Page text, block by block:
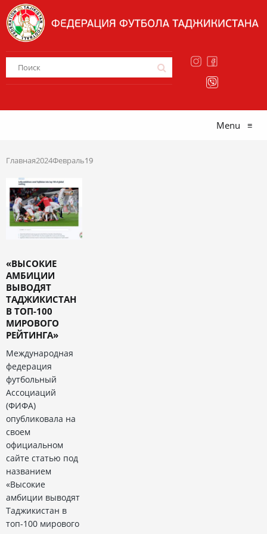
Menu ≡
Главная2024Февраль19
«ВЫСОКИЕ
АМБИЦИИ
ВЫВОДЯТ
ТАДЖИКИСТАН
В ТОП-100
МИРОВОГО
РЕЙТИНГА»
Международная
федерация
футбольный
Ассоциаций
(ФИФА)
опубликовала на
своем
официальном
сайте статью под
названием
«Высокие
амбиции выводят
Таджикистан в
топ-100 мирового